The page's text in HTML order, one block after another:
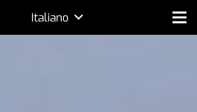
Italiano